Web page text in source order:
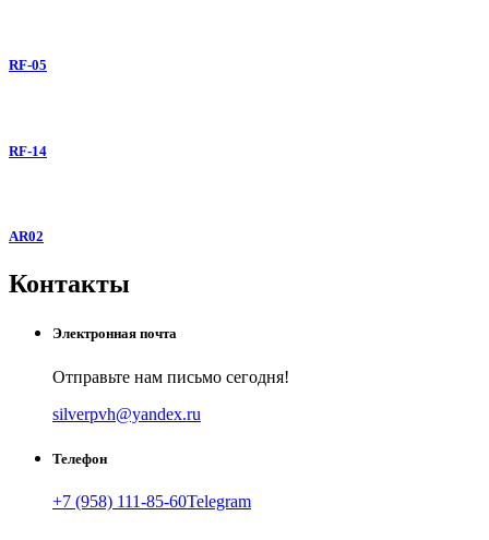
RF-05
RF-14
AR02
Контакты
Электронная почта
Отправьте нам письмо сегодня!
silverpvh@yandex.ru
Телефон
+7 (958) 111-85-60Telegram